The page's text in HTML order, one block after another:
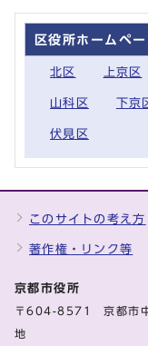
区役所ホームペ
北区 上京区
山科区 下京
伏見区
このサイトの考え方
著作権・リンク等
京都市役所
〒604-8571 京都市中
地